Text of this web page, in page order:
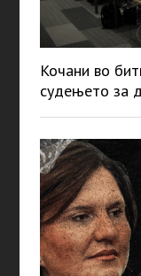
Кочани во
судењето за